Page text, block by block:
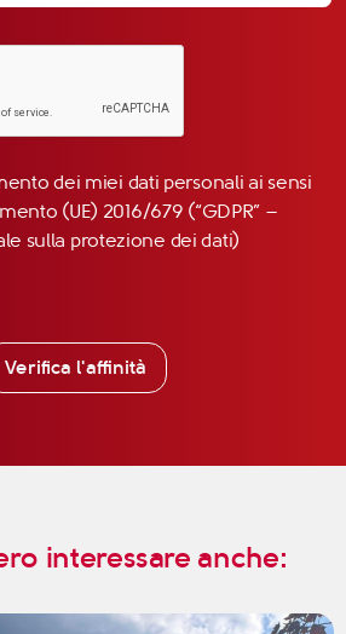
dei miei dati personali ai sensi
(UE) 2016/679 (“GDPR” –
sulla protezione dei dati)
Verifica l'affinità
interessare anche: